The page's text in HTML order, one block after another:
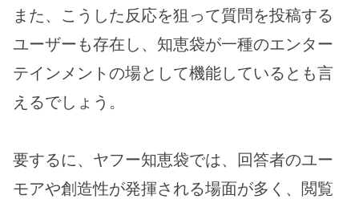
また、こうした反応を狙って質問を投稿する
ユーザーも存在し、知恵袋が一種のエンター
テインメントの場として機能しているとも言
えるでしょう。
要するに、ヤフー知恵袋では、回答者のユー
モアや創造性が発揮される場面が多く、閲覧